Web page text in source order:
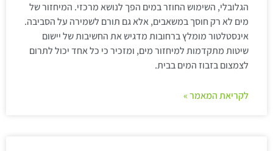
הגלובלי, השימוש החוזר במים הפך לנושא מרכזי. המיחזור של
מים לא רק חוסך במשאבים, אלא גם תורם לשמירה על הסביבה.
אינסטלטור מומלץ ברחובות מדגיש את החשיבות של יישום
שיטות מתקדמות למיחזור מים, ומזכיר כי כל אחד יכול לתרום
לצמצום בזבוז המים בבית.
לקריאת המאמר »